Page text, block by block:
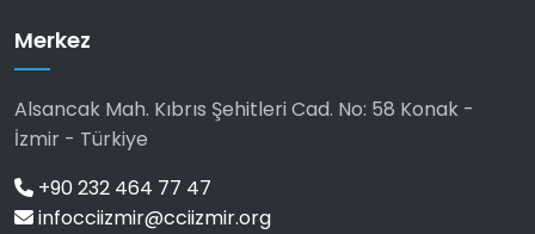
Merkez
Alsancak Mah. Kıbrıs Şehitleri Cad. No: 58 Konak -
İzmir - Türkiye
+90 232 464 77 47
infocciizmir@cciizmir.org